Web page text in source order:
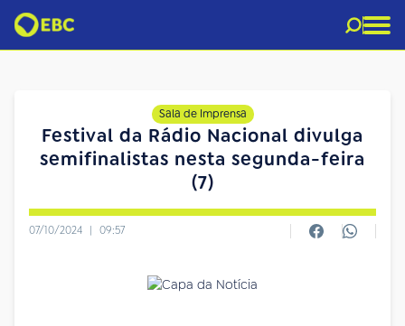
Sala de Imprensa
Festival da Rádio Nacional divulga
semifinalistas nesta segunda-feira
(7)
07/10/2024 | 09:57